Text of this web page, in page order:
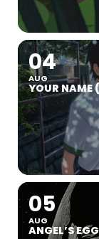
04
AUG
YOUR NAME
05
AUG
ANGEL’S